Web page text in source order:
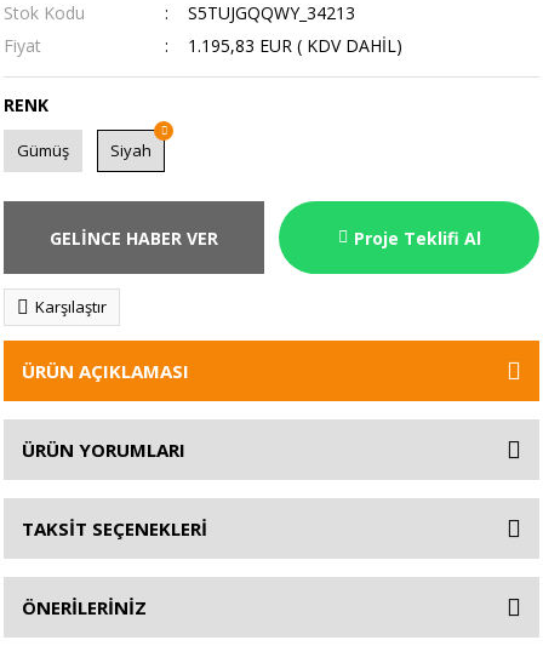
Stok Kodu
S5TUJGQQWY_34213
Fiyat
1.195,83 EUR ( KDV DAHİL)
RENK
Gümüş Siyah
GELİNCE HABER VER Proje Teklifi Al
Karşılaştır
ÜRÜN AÇIKLAMASI
ÜRÜN YORUMLARI
TAKSİT SEÇENEKLERİ
ÖNERİLERİNİZ